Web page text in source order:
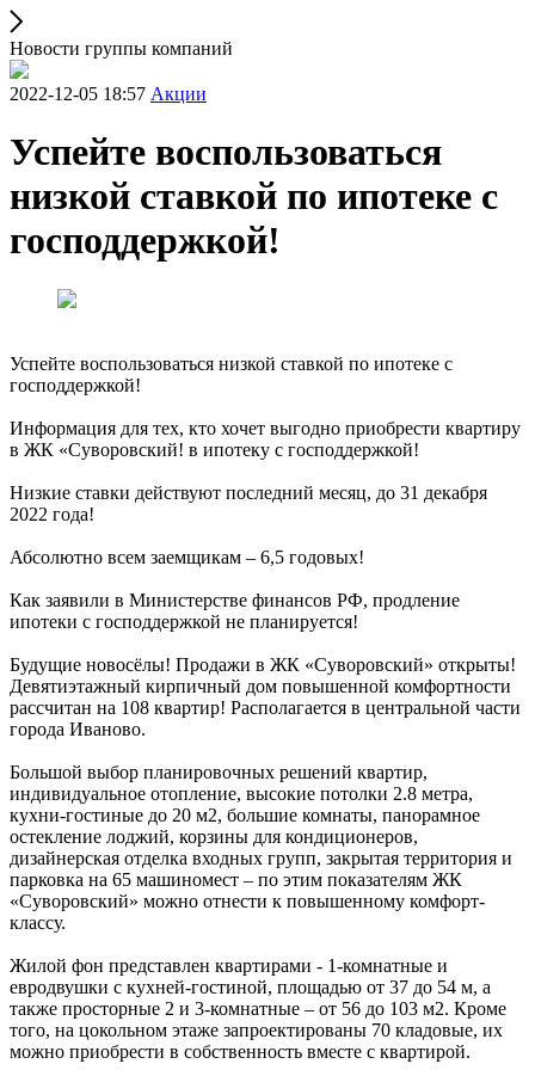
Новости группы компаний
2022-12-05 18:57 Акции
Успейте воспользоваться
низкой ставкой по ипотеке с
господдержкой!
Успейте воспользоваться низкой ставкой по ипотеке с
господдержкой!
Информация для тех, кто хочет выгодно приобрести квартиру
в ЖК «Суворовский! в ипотеку с господдержкой!
Низкие ставки действуют последний месяц, до 31 декабря
2022 года!
Абсолютно всем заемщикам – 6,5 годовых!
Как заявили в Министерстве финансов РФ, продление
ипотеки с господдержкой не планируется!
Будущие новосёлы! Продажи в ЖК «Суворовский» открыты!
Девятиэтажный кирпичный дом повышенной комфортности
рассчитан на 108 квартир! Располагается в центральной части
города Иваново.
Большой выбор планировочных решений квартир,
индивидуальное отопление, высокие потолки 2.8 метра,
кухни-гостиные до 20 м2, большие комнаты, панорамное
остекление лоджий, корзины для кондиционеров,
дизайнерская отделка входных групп, закрытая территория и
парковка на 65 машиномест – по этим показателям ЖК
«Суворовский» можно отнести к повышенному комфорт-
классу.
Жилой фон представлен квартирами - 1-комнатные и
евродвушки с кухней-гостиной, площадью от 37 до 54 м, а
также просторные 2 и 3-комнатные – от 56 до 103 м2. Кроме
того, на цокольном этаже запроектированы 70 кладовые, их
можно приобрести в собственность вместе с квартирой.